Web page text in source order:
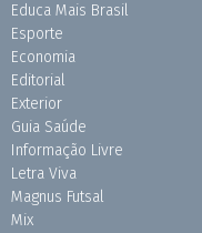
Educa Mais Brasil
Esporte
Economia
Editorial
Exterior
Guia Saúde
Informação Livre
Letra Viva
Magnus Futsal
Mix